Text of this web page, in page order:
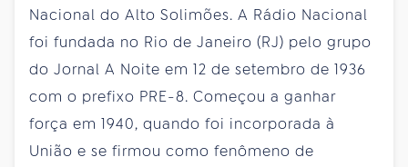
Nacional do Alto Solimões. A Rádio Nacional
foi fundada no Rio de Janeiro (RJ) pelo grupo
do Jornal A Noite em 12 de setembro de 1936
com o prefixo PRE-8. Começou a ganhar
força em 1940, quando foi incorporada à
União e se firmou como fenômeno de